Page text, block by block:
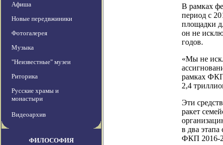
Афиша
Новые передвжиники
Фотогалерея
Музыка
"Неизвестные" музеи
Риторика
Русские храмы и
монастыри
Видеоархив
ФИЛОСОФИЯ
В рамках
период с
площадки
он не
годов.
«Мы не
рамках ФКП
2,4
Эти
ракет
в два
ФКП 2016-